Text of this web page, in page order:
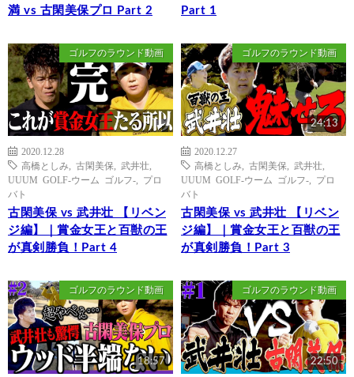
満 vs 古閑美保プロ Part 2
Part 1
ゴルフのラウンド動画
2020.12.28
高橋としみ
古閑美保 武井壮
UUUM GOLF-ウーム ゴルフ-
プロ
バト
古閑美保 vs 武井壮 【リベン
ジ編】｜賞金女王と百獣の王
が真剣勝負！Part 4
ゴルフのラウンド動画
24:13
2020.12.27
高橋としみ
古閑美保 武井壮
UUUM GOLF-ウーム ゴルフ-
プロ
バト
古閑美保 vs 武井壮 【リベン
ジ編】｜賞金女王と百獣の王
が真剣勝負！Part 3
ゴルフのラウンド動画
18:57
ゴルフのラウンド動画
22:50